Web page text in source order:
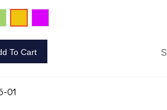
To Cart
01